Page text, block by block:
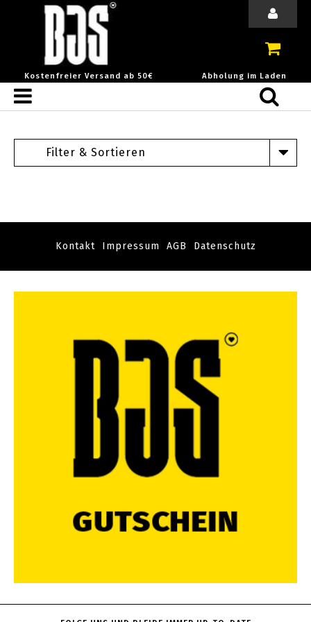
Kostenfreier Versand ab 50€ Abholung im Laden
Filter & Sortieren
Kontakt Impressum AGB Datenschutz